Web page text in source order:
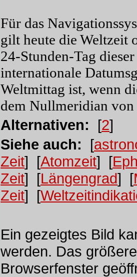
Für das
gilt heute die Weltzeit
24-Stunden-Tag
internationale
Weltmittag ist, wenn
dem Nullmeridian von
Alternativen: [2]
Siehe auch: [
Zeit] [Atomzeit] [
Zeit] [Längengrad] [
Zeit] [
Ein gezeigtes Bild
werden. Das
Browserfenster